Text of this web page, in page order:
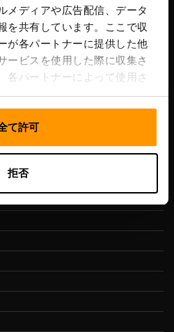
メディアや広告配信、データ
を共有しています。ここで収
が各パートナーに提供した他
ービスを使用した際に収集さ
各パートナーによって使用さ
て許可
拒否
OÜ
Kesklinna linnaosa,